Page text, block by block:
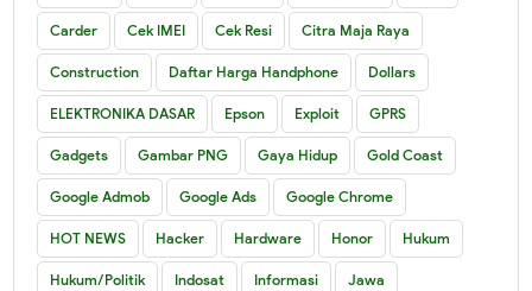
Carder Cek IMEI Cek Resi Citra Maja Raya
Construction Daftar Harga Handphone Dollars
ELEKTRONIKA DASAR Epson Exploit GPRS
Gadgets Gambar PNG Gaya Hidup Gold Coast
Google Admob Google Ads Google Chrome
HOT NEWS Hacker Hardware Honor Hukum
Hukum/Politik Indosat Informasi Jawa